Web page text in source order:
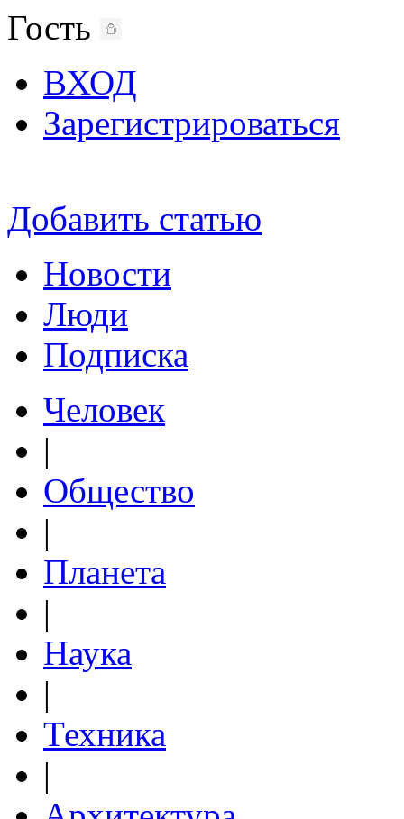
Гость
ВХОД
Зарегистрироваться
Добавить статью
Новости
Люди
Подписка
Человек
|
Общество
|
Планета
|
Наука
|
Техника
|